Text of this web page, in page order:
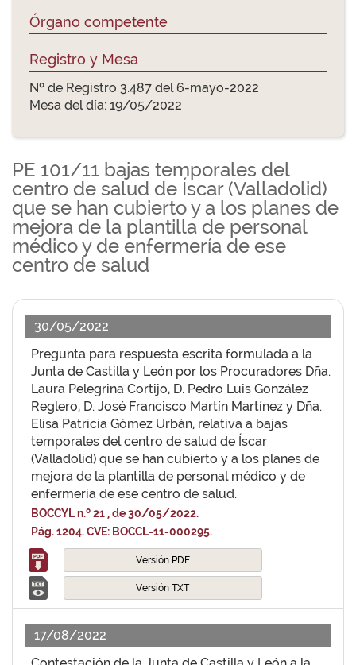
Órgano competente
Registro y Mesa
Nº de Registro 3.487 del 6-mayo-2022
Mesa del día: 19/05/2022
PE 101/11 bajas temporales del
centro de salud de Íscar (Valladolid)
que se han cubierto y a los planes de
mejora de la plantilla de personal
médico y de enfermería de ese
centro de salud
30/05/2022
Pregunta para respuesta escrita formulada a la
Junta de Castilla y León por los Procuradores Dña.
Laura Pelegrina Cortijo, D. Pedro Luis González
Reglero, D. José Francisco Martín Martínez y Dña.
Elisa Patricia Gómez Urbán, relativa a bajas
temporales del centro de salud de Íscar
(Valladolid) que se han cubierto y a los planes de
mejora de la plantilla de personal médico y de
enfermería de ese centro de salud.
BOCCYL n.º 21 , de 30/05/2022.
Pág. 1204. CVE: BOCCL-11-000295.
Versión PDF
Versión TXT
17/08/2022